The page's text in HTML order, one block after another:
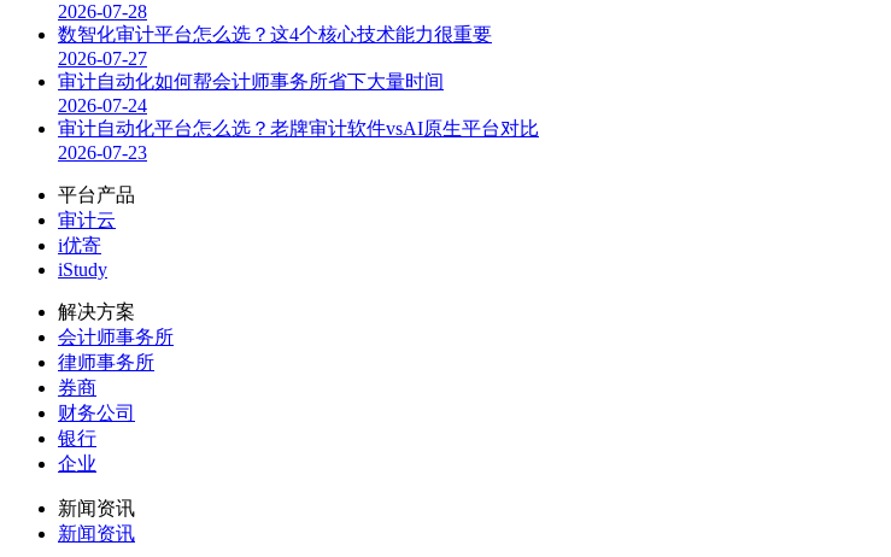
2026-07-28
数智化审计平台怎么选？这4个核心技术能力很重要
2026-07-27
审计自动化如何帮会计师事务所省下大量时间
2026-07-24
审计自动化平台怎么选？老牌审计软件vsAI原生平台对比
2026-07-23
平台产品
审计云
i优寄
iStudy
解决方案
会计师事务所
律师事务所
券商
财务公司
银行
企业
新闻资讯
新闻资讯